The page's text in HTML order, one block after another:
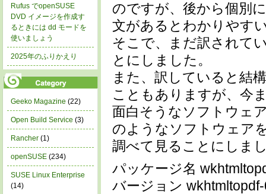
のですが、後から個別
文があるとわかりやす
そこで、まだ訳されて
とにしました。
また、訳していると結
こともありますが、今
面白そうなソフトウェ
のようなソフトウェア
調べて見ることにしま
パッケージ名
バージョン
Rufus でopenSUSE
DVD イメージを作成す
るときには dd モードを
使いましょう
2025年のふりかえり
Geeko Magazine (22)
Open Build Service (3)
Rancher (1)
openSUSE (234)
SUSE Linux Enterprise
(14)